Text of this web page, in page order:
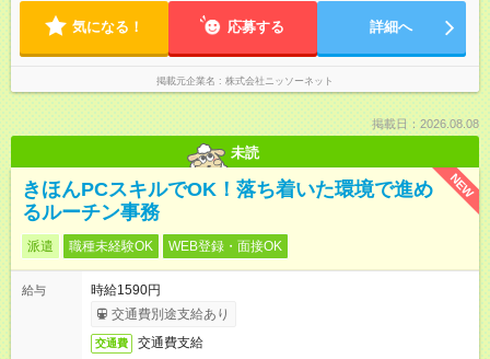
気になる！ 応募する 詳細へ
掲載元企業名 株式会社ニッソーネット
掲載日：2026.08.08
未読
NEW
きほんPCスキルでOK！落ち着いた環境で進め
るルーチン事務
派遣 職種未経験OK WEB登録・面接OK
給与
時給1590円
交通費別途支給あり
交通費 交通費支給